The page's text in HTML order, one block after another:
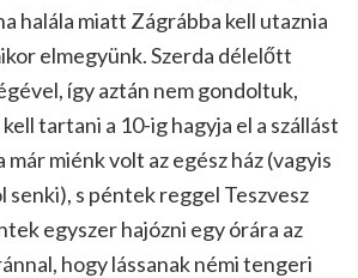
halála miatt Zágrábba kell utaznia
elmegyünk. Szerda délelőtt
így aztán nem gondoltuk,
tartani a 10-ig hagyja el a szállást
miénk volt az egész ház (vagyis
senki), s péntek reggel Teszvesz
egyszer hajózni egy órára az
hogy lássanak némi tengeri